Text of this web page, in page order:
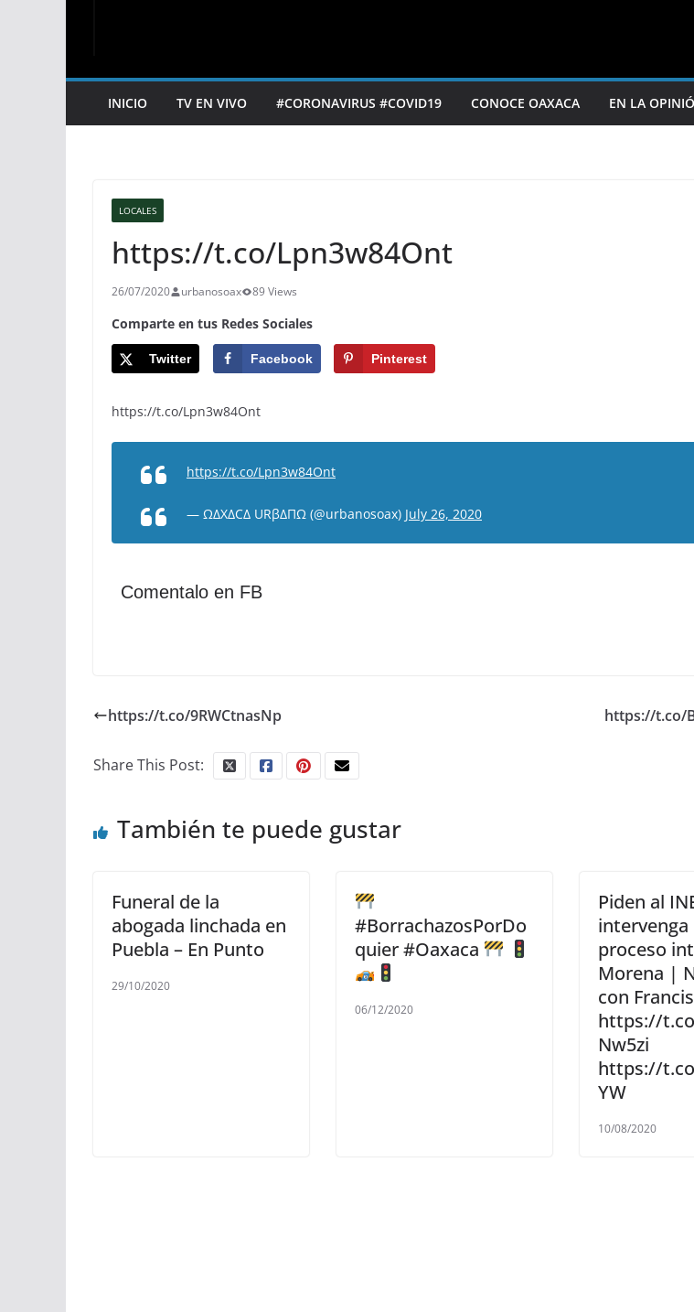
INICIO TV EN VIVO #CORONAVIRUS #COVID19 CONOCE OAXACA EN LA
LOCALES
https://t.co/Lpn3w84Ont
26/07/2020 urbanosoax 89 Views
Comparte en tus Redes Sociales
Twitter Facebook Pinterest
https://t.co/Lpn3w84Ont
https://t.co/Lpn3w84Ont
— ΩΔXΔCΔ URβΔΠΩ (@urbanosoax) July 26, 2020
Comentalo en FB
https://t.co/9RWCtnasNp https://t.co/
Share This Post:
También te puede gustar
Funeral de la
abogada linchada en
Puebla – En Punto
29/10/2020
#BorrachazosPorDo
quier #Oaxaca
06/12/2020
Piden al
intervenga
proceso
Morena |
con
https://
Nw5zi
https://
YW
10/08/2020